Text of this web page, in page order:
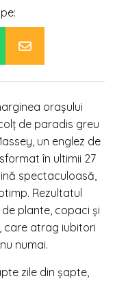
orașului
de paradis greu
un englez de
în ultimii 27
spectaculoasă,
Rezultatul
plante, copaci și
care atrag iubitori
numai.
zile din șapte,